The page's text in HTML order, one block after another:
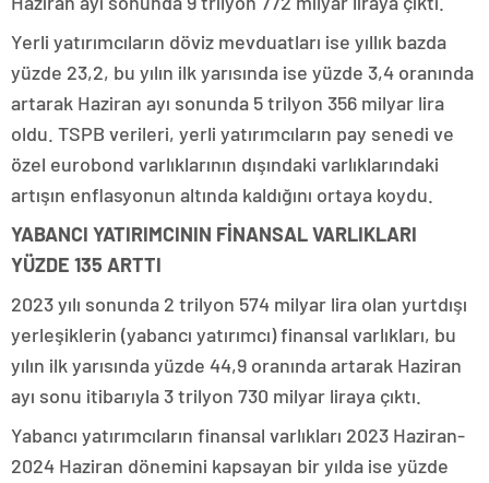
Yerli yatırımcıların döviz mevduatları ise yıllık bazda
yüzde 23,2, bu yılın ilk yarısında ise yüzde 3,4 oranında
artarak Haziran ayı sonunda 5 trilyon 356 milyar lira
oldu. TSPB verileri, yerli yatırımcıların pay senedi ve
özel eurobond varlıklarının dışındaki varlıklarındaki
artışın enflasyonun altında kaldığını ortaya koydu.
YABANCI YATIRIMCININ FİNANSAL VARLIKLARI
YÜZDE 135 ARTTI
2023 yılı sonunda 2 trilyon 574 milyar lira olan yurtdışı
yerleşiklerin (yabancı yatırımcı) finansal varlıkları, bu
yılın ilk yarısında yüzde 44,9 oranında artarak Haziran
ayı sonu itibarıyla 3 trilyon 730 milyar liraya çıktı.
Yabancı yatırımcıların finansal varlıkları 2023 Haziran-
2024 Haziran dönemini kapsayan bir yılda ise yüzde